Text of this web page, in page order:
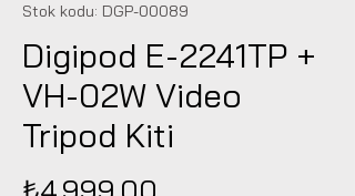
Stok kodu: DGP-00089
Digipod E-2241TP +
VH-02W Video
Tripod Kiti